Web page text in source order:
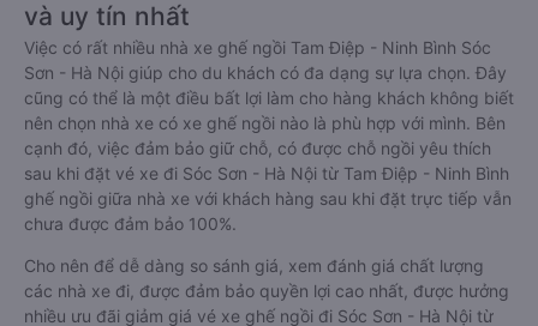
và uy tín nhất
Việc có rất nhiều nhà xe ghế ngồi Tam Điệp - Ninh Bình Sóc
Sơn - Hà Nội giúp cho du khách có đa dạng sự lựa chọn. Đây
cũng có thể là một điều bất lợi làm cho hàng khách không biết
nên chọn nhà xe có xe ghế ngồi nào là phù hợp với mình. Bên
cạnh đó, việc đảm bảo giữ chỗ, có được chỗ ngồi yêu thích
sau khi đặt vé xe đi Sóc Sơn - Hà Nội từ Tam Điệp - Ninh Bình
ghế ngồi giữa nhà xe với khách hàng sau khi đặt trực tiếp vẫn
chưa được đảm bảo 100%.
Cho nên để dễ dàng so sánh giá, xem đánh giá chất lượng
các nhà xe đi, được đảm bảo quyền lợi cao nhất, được hưởng
nhiều ưu đãi giảm giá vé xe ghế ngồi đi Sóc Sơn - Hà Nội từ